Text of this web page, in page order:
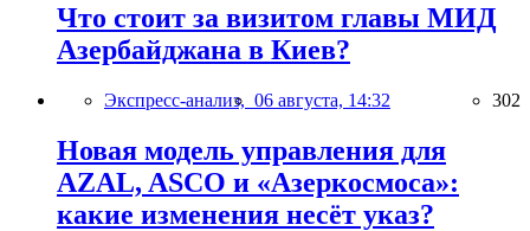
Что стоит за визитом главы МИД
Азербайджана в Киев?
Экспресс-анализ, 06 августа, 14:32 302
Новая модель управления для
AZAL, ASCO и «Азеркосмоса»:
какие изменения несёт указ?